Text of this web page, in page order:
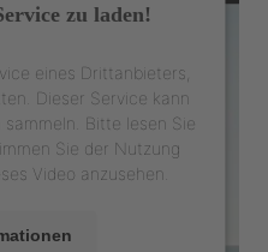
zu laden!
eines Drittanbieters,
Dieser Service kann
Bitte lesen Sie
Sie der Nutzung
Video anzusehen.